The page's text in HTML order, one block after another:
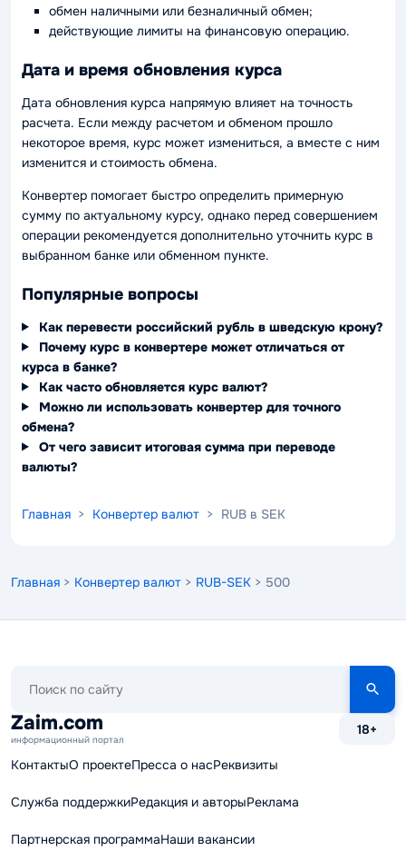
обмен наличными или безналичный обмен;
действующие лимиты на финансовую операцию.
Дата и время обновления курса
Дата обновления курса напрямую влияет на точность
расчета. Если между расчетом и обменом прошло
некоторое время, курс может измениться, а вместе с ним
изменится и стоимость обмена.
Конвертер помогает быстро определить примерную
сумму по актуальному курсу, однако перед совершением
операции рекомендуется дополнительно уточнить курс в
выбранном банке или обменном пункте.
Популярные вопросы
Как перевести российский рубль в шведскую крону?
Почему курс в конвертере может отличаться от
курса в банке?
Как часто обновляется курс валют?
Можно ли использовать конвертер для точного
обмена?
От чего зависит итоговая сумма при переводе
валюты?
Главная > Конвертер валют > RUB в SEK
Главная > Конвертер валют > RUB-SEK > 500
сайту
Zaim.com
информационный портал
18+
КонтактыО проектеПресса о насРеквизиты
Служба поддержкиРедакция и авторыРеклама
Партнерская программаНаши вакансии